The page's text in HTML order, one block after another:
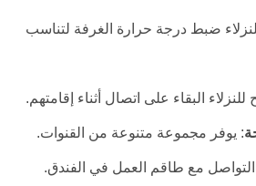
ضبط درجة حرارة الغرفة لتناسب
للنزلاء البقاء على اتصال أثناء إقامتهم.
: يوفر مجموعة متنوعة من القنوات.
مع طاقم العمل في الفندق.